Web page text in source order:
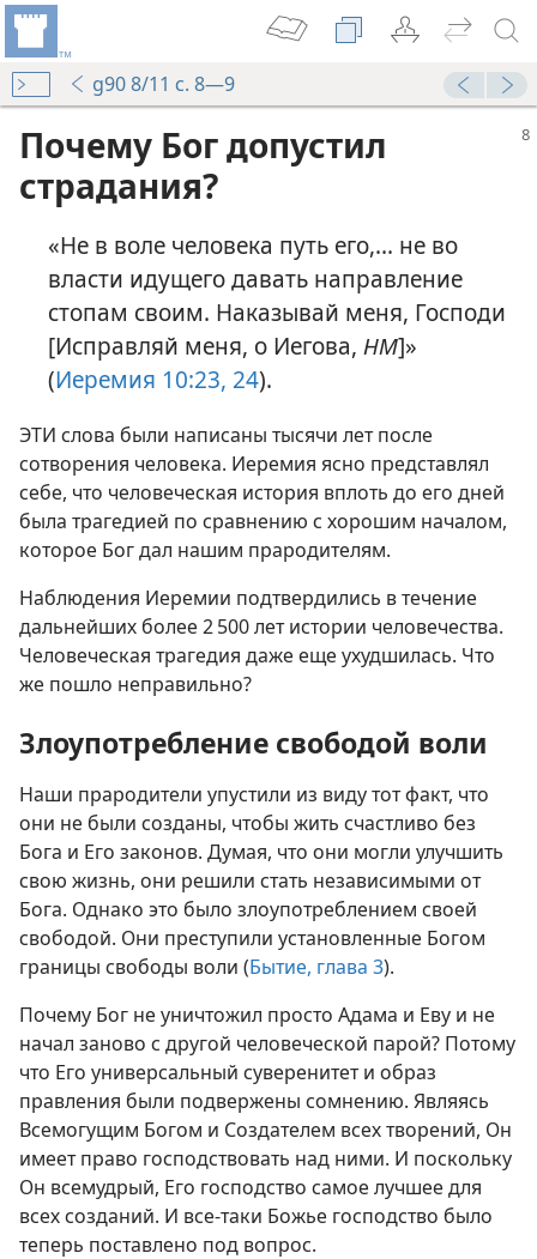
g90 8/11 с. 8—9
Почему Бог допустил
страдания?
«Не в воле человека путь его,... не во
власти идущего давать направление
стопам своим. Наказывай меня, Господи
[Исправляй меня, о Иегова, НМ]»
(Иеремия 10:23, 24).
ЭТИ слова были написаны тысячи лет после
сотворения человека. Иеремия ясно представлял
себе, что человеческая история вплоть до его дней
была трагедией по сравнению с хорошим началом,
которое Бог дал нашим прародителям.
Наблюдения Иеремии подтвердились в течение
дальнейших более 2 500 лет истории человечества.
Человеческая трагедия даже еще ухудшилась. Что
же пошло неправильно?
Злоупотребление свободой воли
Наши прародители упустили из виду тот факт, что
они не были созданы, чтобы жить счастливо без
Бога и Его законов. Думая, что они могли улучшить
свою жизнь, они решили стать независимыми от
Бога. Однако это было злоупотреблением своей
свободой. Они преступили установленные Богом
границы свободы воли (Бытие, глава 3).
Почему Бог не уничтожил просто Адама и Еву и не
начал заново с другой человеческой парой? Потому
что Его универсальный суверенитет и образ
правления были подвержены сомнению. Являясь
Всемогущим Богом и Создателем всех творений, Он
имеет право господствовать над ними. И поскольку
Он всемудрый, Его господство самое лучшее для
всех созданий. И все-таки Божье господство было
теперь поставлено под вопрос.